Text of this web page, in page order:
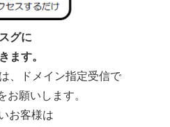
グに
ます。
、ドメイン指定受信で
お願いします。
お客様は